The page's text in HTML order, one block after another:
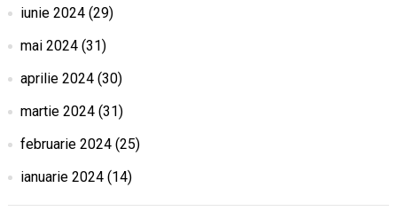
iunie 2024(29)
mai 2024(31)
aprilie 2024(30)
martie 2024(31)
februarie 2024(25)
ianuarie 2024(14)